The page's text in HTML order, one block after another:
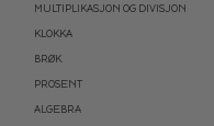
MULTIPLIKASJON OG DIVISJON
KLOKKA
BRØK
PROSENT
ALGEBRA